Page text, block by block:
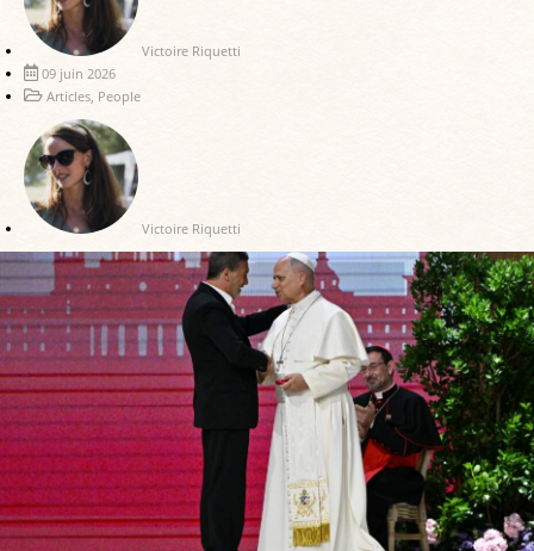
Victoire Riquetti
09 juin 2026
Articles People
Victoire Riquetti